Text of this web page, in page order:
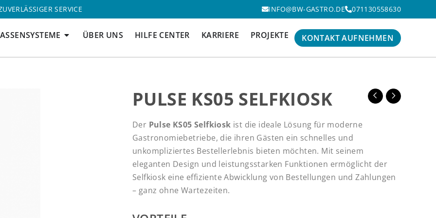
SERVICE 071130558630
INFO@BW-GASTRO.DE
ÖFFNE KASSENSYSTEME
ÜBER UNS HILFE CENTER KARRIERE PROJEKTE KONTAKT AUFNEHMEN
PULSE KS05 SELFKIOSK
Der Pulse KS05 Selfkiosk ist die ideale Lösung für moderne
Gastronomiebetriebe, die ihren Gästen ein schnelles und
unkompliziertes Bestellerlebnis bieten möchten. Mit seinem
eleganten Design und leistungsstarken Funktionen ermöglicht der
Selfkiosk eine effiziente Abwicklung von Bestellungen und Zahlungen
– ganz ohne Wartezeiten.